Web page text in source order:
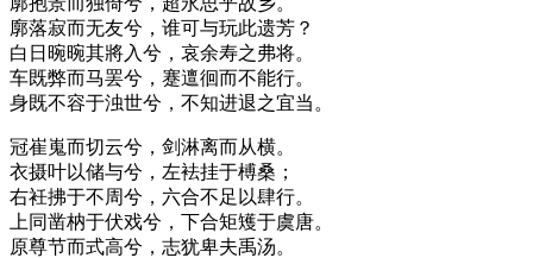
廓落寂而无友兮，谁可与玩此遗芳？
白日晼晼其將入兮，哀余寿之弗将。
车既弊而马罢兮，蹇邅徊而不能行。
身既不容于浊世兮，不知进退之宜当。
冠崔嵬而切云兮，剑淋离而从横。
衣摄叶以储与兮，左袪挂于榑桑；
右衽拂于不周兮，六合不足以肆行。
上同凿枘于伏戏兮，下合矩矱于虞唐。
原尊节而式高兮，志犹卑夫禹汤。